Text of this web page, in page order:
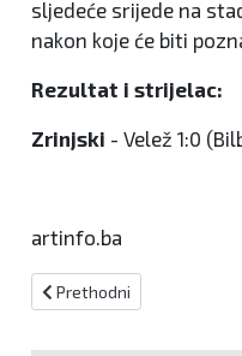
sljedeće srijede na
nakon koje će biti
Rezultat i strijelac:
Zrinjski - Velež 1:0
artinfo.ba
Prethodni članak: Judo
Prethodni